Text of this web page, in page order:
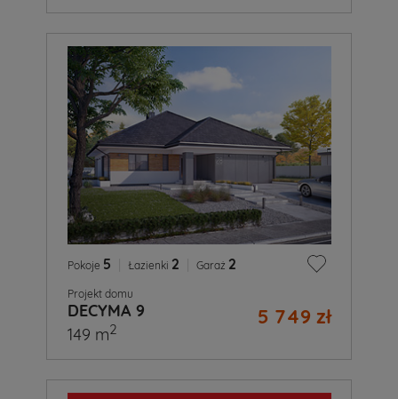
Pokoje 5 Łazienki 2 Garaż 2
Projekt domu
DECYMA 9 5 749 zł
149 m2